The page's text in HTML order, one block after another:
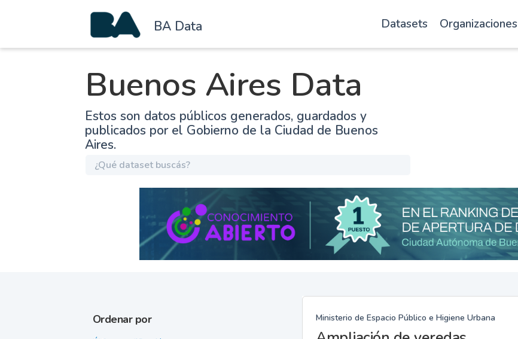
BA Data Datasets Organizaciones
Buenos Aires Data
Estos son datos públicos generados, guardados y
publicados por el Gobierno de la Ciudad de Buenos
Aires.
Ordenar por Ministerio de Espacio Público e Higiene Urbana